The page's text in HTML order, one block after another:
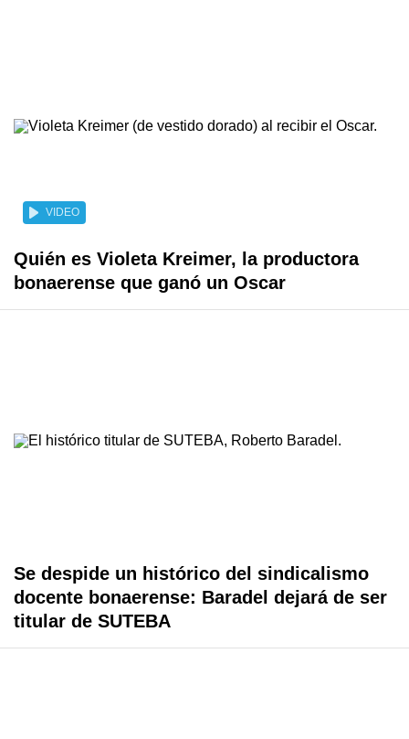
VIDEO
Quién es Violeta Kreimer, la productora
bonaerense que ganó un Oscar
Se despide un histórico del sindicalismo
docente bonaerense: Baradel dejará de ser
titular de SUTEBA